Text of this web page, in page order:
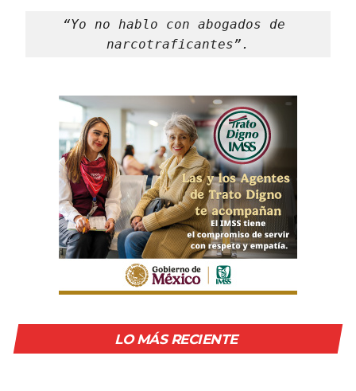
“Yo no hablo con abogados de
narcotraficantes”.
LO MÁS RECIENTE